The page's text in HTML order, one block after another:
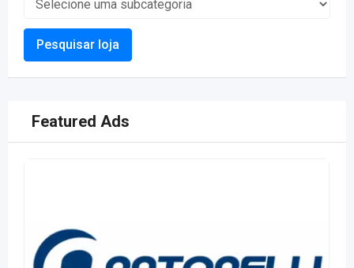
Pesquisar loja
Featured Ads